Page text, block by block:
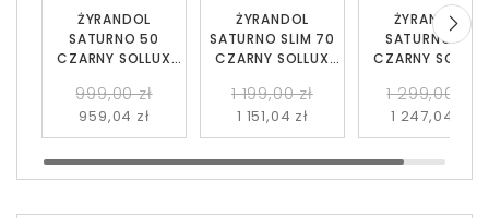
ŻYRANDOL
SATURNO 50
CZARNY SOLLUX
999,00 zł
959,04 zł
ŻYRANDOL
SATURNO 70
CZARNY SOLLUX
1 299,00 zł
1 247,04 zł
ŻYRANDOL
SATURNO SLIM 70
CZARNY SOLLUX
1 199,00 zł
1 151,04 zł